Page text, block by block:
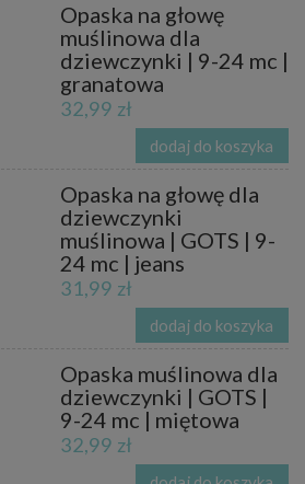
Opaska na głowę
muślinowa dla
dziewczynki | 9-24 mc |
granatowa
32,99 zł
dodaj do koszyka
Opaska na głowę dla
dziewczynki
muślinowa | GOTS | 9-
24 mc | jeans
31,99 zł
dodaj do koszyka
Opaska muślinowa dla
dziewczynki | GOTS |
9-24 mc | miętowa
32,99 zł